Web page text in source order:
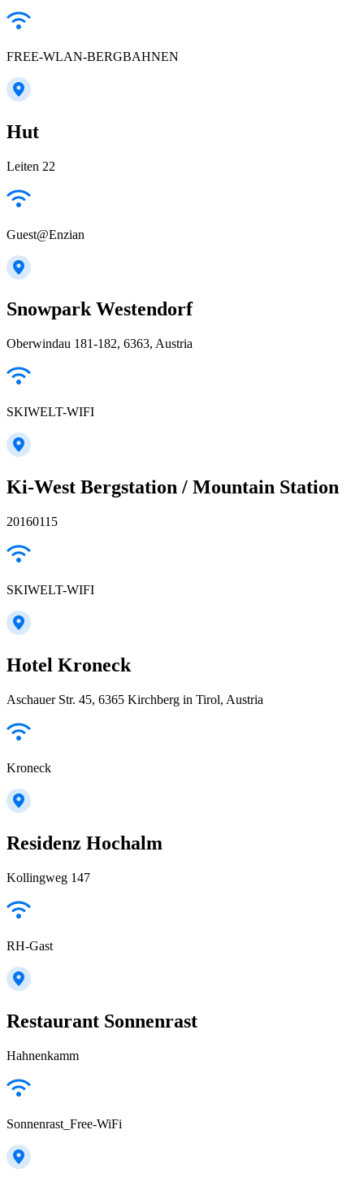
FREE-WLAN-BERGBAHNEN
Hut
Leiten 22
Guest@Enzian
Snowpark Westendorf
Oberwindau 181-182, 6363, Austria
SKIWELT-WIFI
Ki-West Bergstation / Mountain Station
20160115
SKIWELT-WIFI
Hotel Kroneck
Aschauer Str. 45, 6365 Kirchberg in Tirol, Austria
Kroneck
Residenz Hochalm
Kollingweg 147
RH-Gast
Restaurant Sonnenrast
Hahnenkamm
Sonnenrast_Free-WiFi